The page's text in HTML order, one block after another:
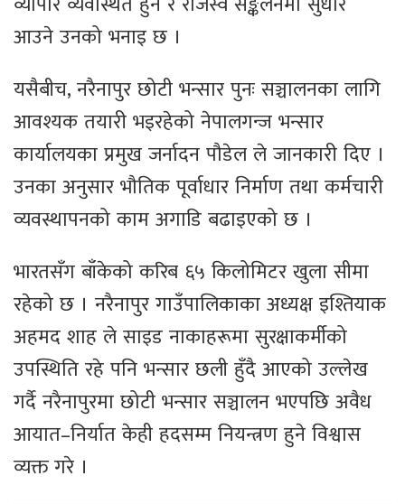
आउने उनको भनाइ छ ।
यसैबीच, नरैनापुर छोटी भन्सार पुनः सञ्चालनका लागि
आवश्यक तयारी भइरहेको नेपालगन्ज भन्सार
कार्यालयका प्रमुखजर्नादन पौडेलले जानकारी दिए ।
उनका अनुसार भौतिक पूर्वाधार निर्माण तथा कर्मचारी
व्यवस्थापनको काम अगाडि बढाइएको छ ।
भारतसँग बाँकेको करिब ६५ किलोमिटर खुला सीमा
रहेको छ । नरैनापुर गाउँपालिकाका अध्यक्षइश्तियाक
अहमद शाहले साइड नाकाहरूमा सुरक्षाकर्मीको
उपस्थिति रहे पनि भन्सार छली हुँदै आएको उल्लेख
गर्दै नरैनापुरमा छोटी भन्सार सञ्चालन भएपछि अवैध
आयात–निर्यात केही हदसम्म नियन्त्रण हुने विश्वास
व्यक्त गरे ।